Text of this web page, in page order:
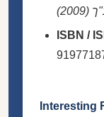
ISBN /